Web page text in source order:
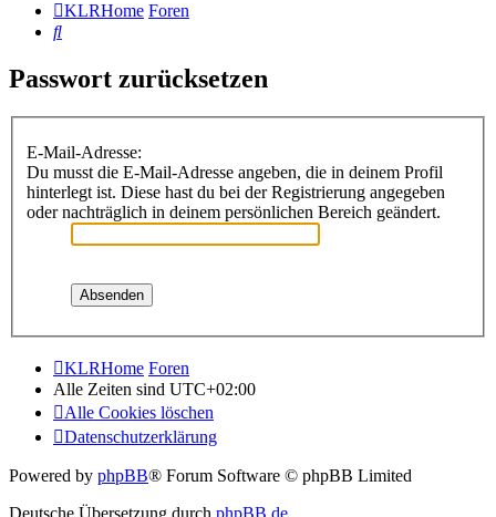
KLRHome Foren
Suche
Passwort zurücksetzen
E-Mail-Adresse:
Du musst die E-Mail-Adresse angeben, die in deinem Profil
hinterlegt ist. Diese hast du bei der Registrierung angegeben
oder nachträglich in deinem persönlichen Bereich geändert.
KLRHome Foren
Alle Zeiten sind UTC+02:00
Alle Cookies löschen
Datenschutzerklärung
Powered by phpBB® Forum Software © phpBB Limited
Deutsche Übersetzung durch phpBB.de